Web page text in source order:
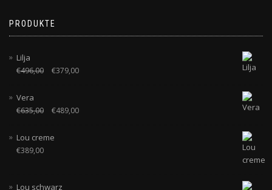
PRODUKTE
Lilja
€496,00 €379,00
Vera
€635,00 €489,00
Lou creme
€389,00
Lou schwarz